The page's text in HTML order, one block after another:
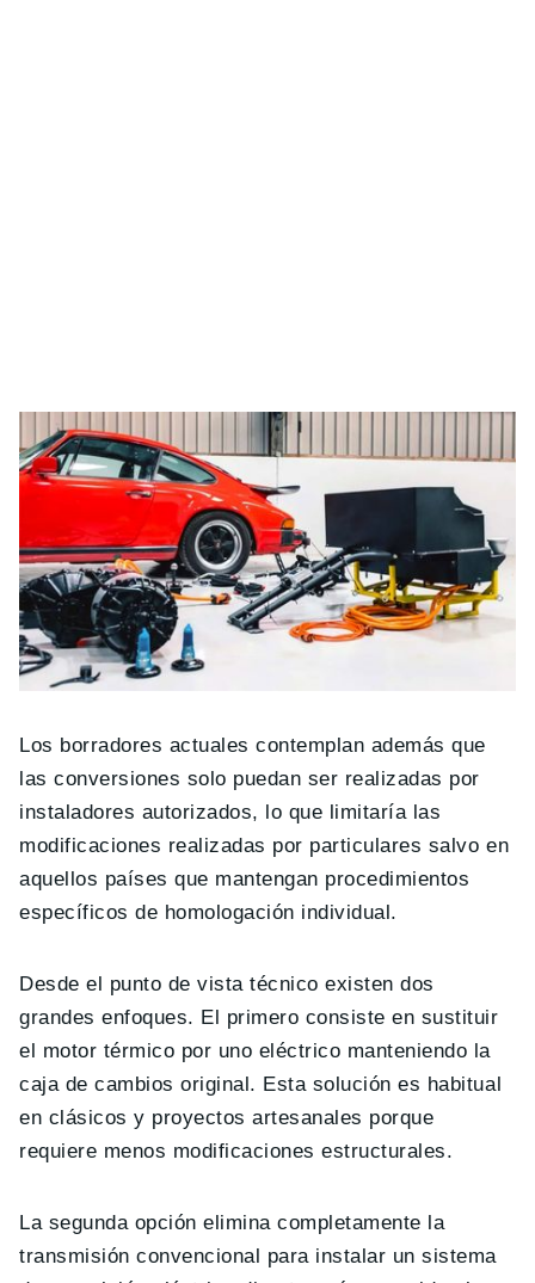
Los borradores actuales contemplan además que
las conversiones solo puedan ser realizadas por
instaladores autorizados, lo que limitaría las
modificaciones realizadas por particulares salvo en
aquellos países que mantengan procedimientos
específicos de homologación individual.
Desde el punto de vista técnico existen dos
grandes enfoques. El primero consiste en sustituir
el motor térmico por uno eléctrico manteniendo la
caja de cambios original. Esta solución es habitual
en clásicos y proyectos artesanales porque
requiere menos modificaciones estructurales.
La segunda opción elimina completamente la
transmisión convencional para instalar un sistema